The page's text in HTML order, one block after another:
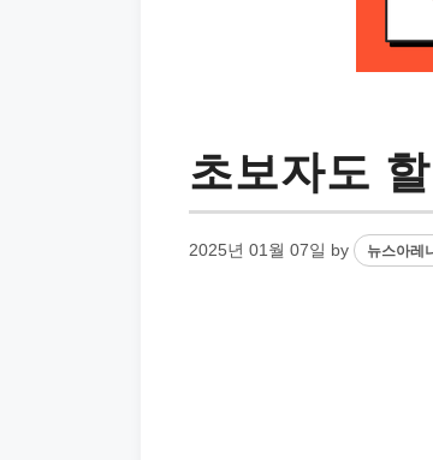
초보자도
2025년 01월 07일 by 뉴스아레